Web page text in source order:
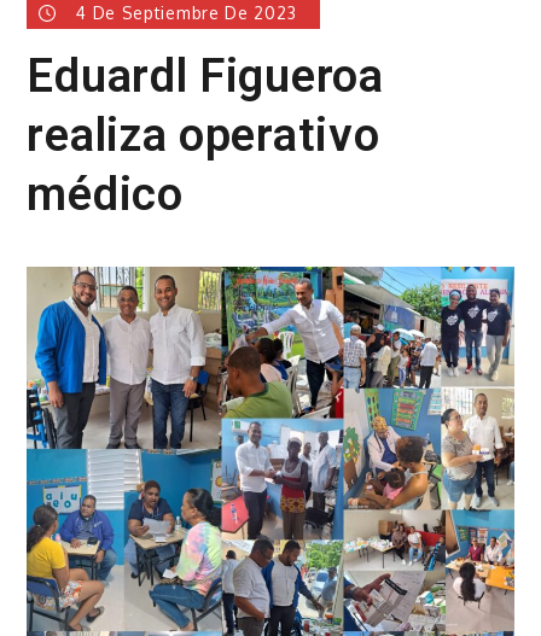
4 De Septiembre De 2023
Eduardl Figueroa
realiza operativo
médico